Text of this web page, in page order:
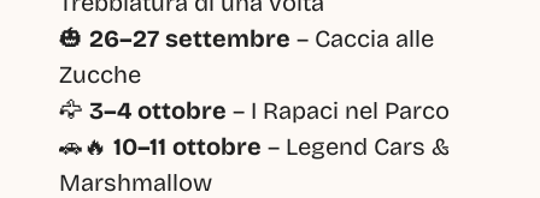
🎃 26–27 settembre – Caccia alle
Zucche
🦅 3–4 ottobre – I Rapaci nel Parco
🚗🔥 10–11 ottobre – Legend Cars &
Marshmallow